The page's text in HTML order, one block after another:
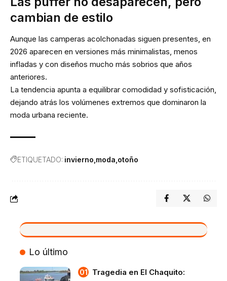
cambian de estilo
Aunque las camperas acolchonadas siguen presentes, en
2026 aparecen en versiones más minimalistas, menos
infladas y con diseños mucho más sobrios que años
anteriores.
La tendencia apunta a equilibrar comodidad y sofisticación,
dejando atrás los volúmenes extremos que dominaron la
moda urbana reciente.
ETIQUETADO: invierno moda otoño
VIVO
Lo último
Tragedia en El Chaquito: